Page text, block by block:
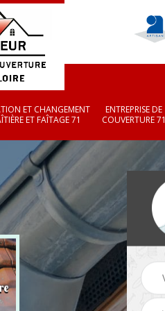
ET CHANGEMENT
ET FAÎTAGE 71
ENTREPRISE DE
COUVERTURE 71
Couvreur zingueur 71